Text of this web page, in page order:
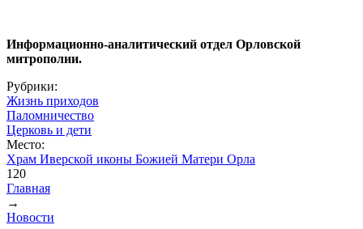
Информационно-аналитический отдел Орловской
митрополии.
Рубрики:
Жизнь приходов
Паломничество
Церковь и дети
Место:
Храм Иверской иконы Божией Матери Орла
120
Вы здесь
Главная
→
Новости